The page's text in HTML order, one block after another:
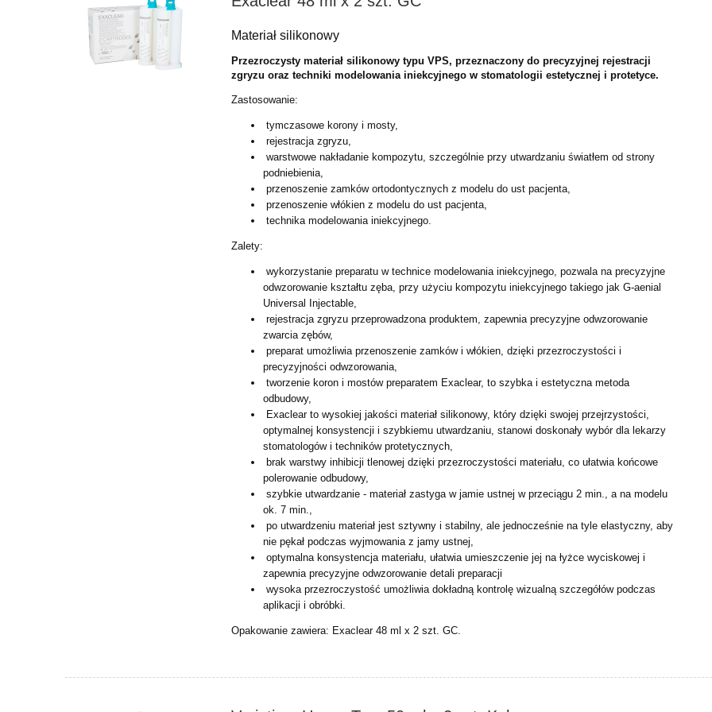
Materiał silikonowy
Przezroczysty materiał silikonowy typu VPS, przeznaczony do precyzyjnej rejestracji
zgryzu oraz techniki modelowania iniekcyjnego w stomatologii estetycznej i protetyce.
Zastosowanie:
tymczasowe korony i mosty,
rejestracja zgryzu,
warstwowe nakładanie kompozytu, szczególnie przy utwardzaniu światłem od strony
podniebienia,
przenoszenie zamków ortodontycznych z modelu do ust pacjenta,
przenoszenie włókien z modelu do ust pacjenta,
technika modelowania iniekcyjnego.
Zalety:
wykorzystanie preparatu w technice modelowania iniekcyjnego, pozwala na precyzyjne
odwzorowanie kształtu zęba, przy użyciu kompozytu iniekcyjnego takiego jak G-aenial
Universal Injectable,
rejestracja zgryzu przeprowadzona produktem, zapewnia precyzyjne odwzorowanie
zwarcia zębów,
preparat umożliwia przenoszenie zamków i włókien, dzięki przezroczystości i
precyzyjności odwzorowania,
tworzenie koron i mostów preparatem Exaclear, to szybka i estetyczna metoda
odbudowy,
Exaclear to wysokiej jakości materiał silikonowy, który dzięki swojej przejrzystości,
optymalnej konsystencji i szybkiemu utwardzaniu, stanowi doskonały wybór dla lekarzy
stomatologów i techników protetycznych,
brak warstwy inhibicji tlenowej dzięki przezroczystości materiału, co ułatwia końcowe
polerowanie odbudowy,
szybkie utwardzanie - materiał zastyga w jamie ustnej w przeciągu 2 min., a na modelu
ok. 7 min.,
po utwardzeniu materiał jest sztywny i stabilny, ale jednocześnie na tyle elastyczny, aby
nie pękał podczas wyjmowania z jamy ustnej,
optymalna konsystencja materiału, ułatwia umieszczenie jej na łyżce wyciskowej i
zapewnia precyzyjne odwzorowanie detali preparacji
wysoka przezroczystość umożliwia dokładną kontrolę wizualną szczegółów podczas
aplikacji i obróbki.
Opakowanie zawiera: Exaclear 48 ml x 2 szt. GC.